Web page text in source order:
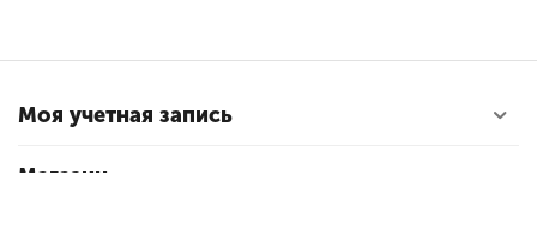
Моя учетная запись
Магазин